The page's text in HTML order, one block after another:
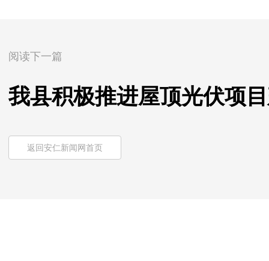
阅读下一篇
我县积极推进屋顶光伏项
返回安仁新闻网首页